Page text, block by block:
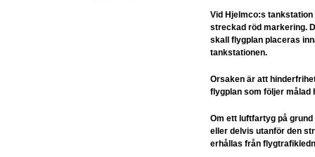
Vid Hjelmco:s
streckad röd markering.
skall flygplan placeras
tankstationen.
Orsaken är att
flygplan som följer målad
Om ett luftfartyg på
eller delvis utanför den
erhållas från